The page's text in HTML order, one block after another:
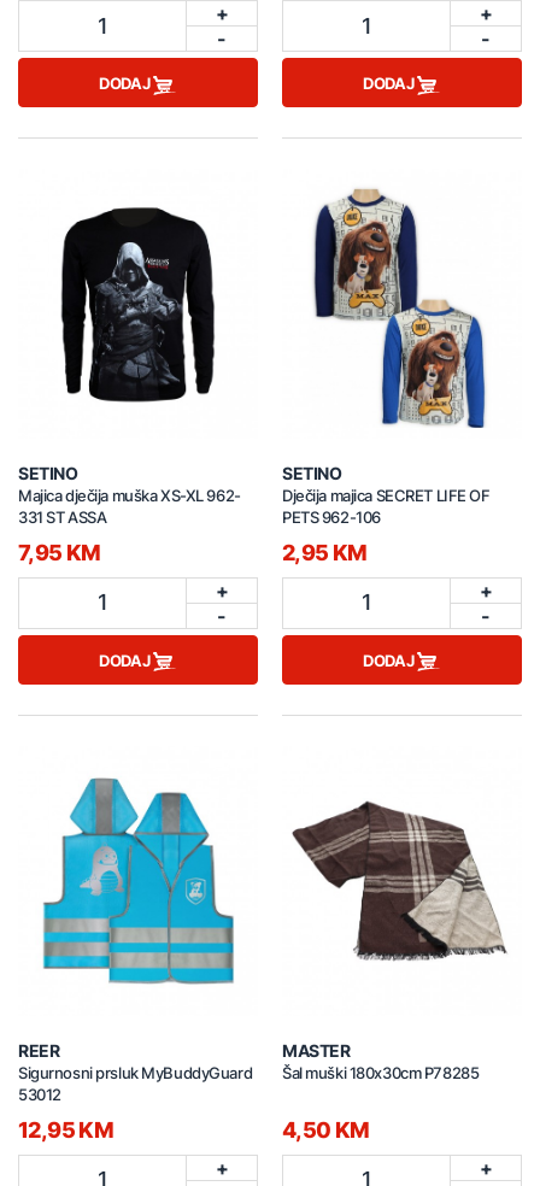
1
+
-
DODAJ
1
+
-
DODAJ
SETINO
Majica dječija muška XS-XL 962-
331 ST ASSA
7,95 KM
1
+
-
DODAJ
SETINO
Dječija majica SECRET LIFE OF
PETS 962-106
2,95 KM
1
+
-
DODAJ
REER
Sigurnosni prsluk MyBuddyGuard
53012
12,95 KM
1
+
MASTER
Šal muški 180x30cm P78285
4,50 KM
1
+